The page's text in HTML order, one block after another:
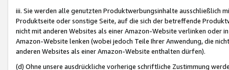
iii. Sie werden alle genutzten Produktwerbungsinhalte ausschließlich
Produktseite oder sonstige Seite, auf die sich der betreffende
nicht mit anderen Websites als einer Amazon-Website verlinken oder
Amazon-Website lenken (wobei jedoch Teile Ihrer Anwendung, die
anderen Websites als einer Amazon-Website enthalten dürfen).
(d) Ohne unsere ausdrückliche vorherige schriftliche Zustimmung